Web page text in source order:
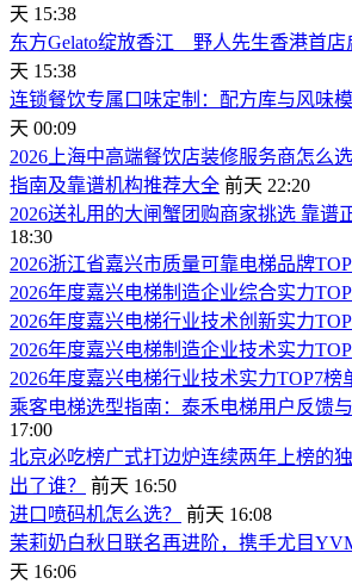
天 15:38
东方Gelato绽放香江 野人先生香港首店
天 15:38
连锁餐饮专属口味定制：配方库与风味
天 00:09
2026上海中高端餐饮店装修服务商怎么
指南及靠谱机构推荐大全 前天 22:20
2026送礼用的大闸蟹团购商家挑选 靠谱
18:30
2026浙江省嘉兴市质量可靠电梯品牌
2026年度嘉兴电梯制造企业综合实力
2026年度嘉兴电梯行业技术创新实力
2026年度嘉兴电梯制造企业技术实力
2026年度嘉兴电梯行业技术实力TOP7榜
乘客电梯选型指南：泰禾电梯用户反馈
17:00
北京必吃榜广式打边炉连续两年上榜的
出了谁？
前天 16:50
进口喷码机怎么选？
前天 16:08
茉莉奶白秋日联名再进阶，携手尤目
天 16:06